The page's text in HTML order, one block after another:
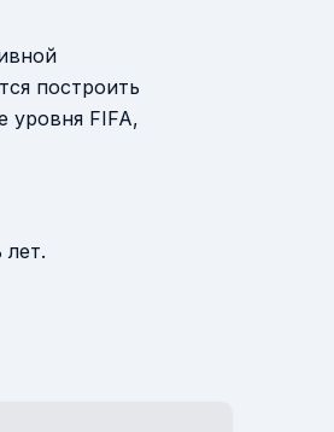
построить
уровня FIFA,